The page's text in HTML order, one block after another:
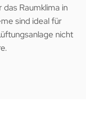
das Raumklima in
sind ideal für
nicht